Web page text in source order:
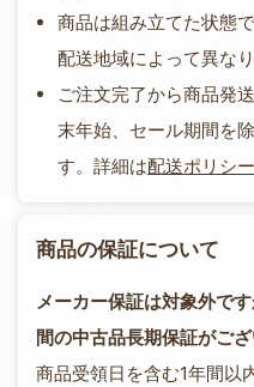
商品は組み立てた状態
配送地域によって異なり
ご注文完了から商品発
末年始、セール期間を
す。詳細は配送ポリシー
商品の保証について
メーカー保証は対象外で
間の中古品長期保証がござ
商品受領日を含む1年間以